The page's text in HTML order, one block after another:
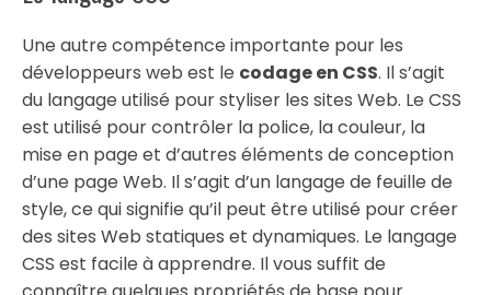
Une autre compétence importante pour les
développeurs web est le codage en CSS. Il s’agit
du langage utilisé pour styliser les sites Web. Le CSS
est utilisé pour contrôler la police, la couleur, la
mise en page et d’autres éléments de conception
d’une page Web. Il s’agit d’un langage de feuille de
style, ce qui signifie qu’il peut être utilisé pour créer
des sites Web statiques et dynamiques. Le langage
CSS est facile à apprendre. Il vous suffit de